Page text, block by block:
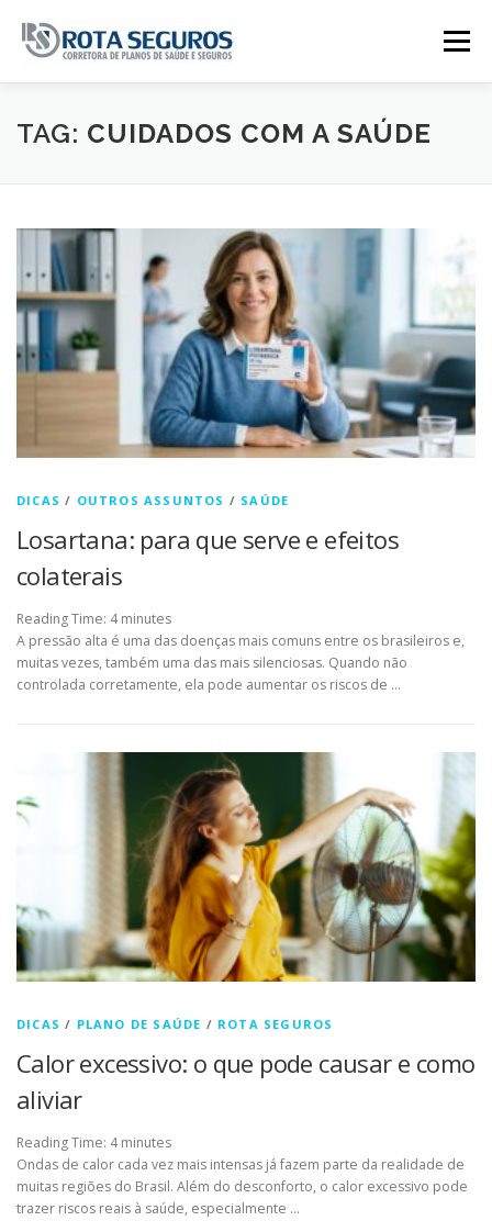
Menu
Página Principal Planos
TAG: CUIDADOS COM A SAÚDE
DICAS / OUTROS ASSUNTOS / SAÚDE
Losartana: para que serve e efeitos
colaterais
Reading Time: 4 minutes
A pressão alta é uma das doenças mais comuns entre os brasileiros e,
muitas vezes, também uma das mais silenciosas. Quando não
controlada corretamente, ela pode aumentar os riscos de …
DICAS / PLANO DE SAÚDE / ROTA SEGUROS
Calor excessivo: o que pode causar e como
aliviar
Reading Time: 4 minutes
Ondas de calor cada vez mais intensas já fazem parte da realidade de
muitas regiões do Brasil. Além do desconforto, o calor excessivo pode
trazer riscos reais à saúde, especialmente …